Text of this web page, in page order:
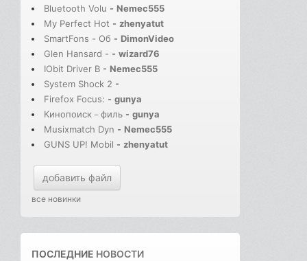
Bluetooth Volu - Nemec555
My Perfect Hot - zhenyatut
SmartFons - Об - DimonVideo
Glen Hansard - - wizard76
IObit Driver B - Nemec555
System Shock 2 -
Firefox Focus: - gunya
Кинопоиск－филь - gunya
Musixmatch Dyn - Nemec555
GUNS UP! Mobil - zhenyatut
добавить файл
все новинки
ПОСЛЕДНИЕ НОВОСТИ